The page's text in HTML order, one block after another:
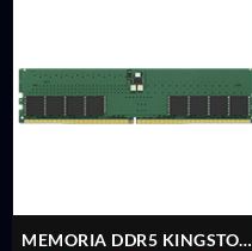
MEMORIA DDR5 KINGSTON